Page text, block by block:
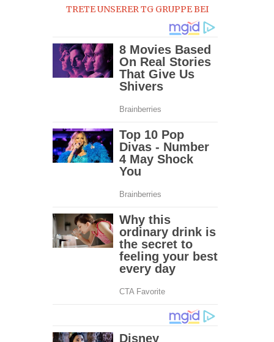
TRETE UNSERER TG GRUPPE BEI